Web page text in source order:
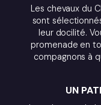
Les chevaux du
sont
leur docilité.
promenade en
compagnons à
UN